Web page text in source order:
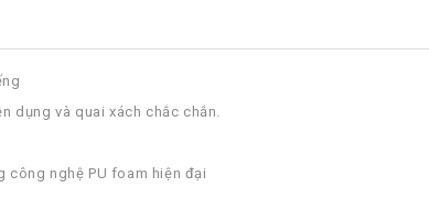
dụng và quai xách chắc chắn.
công nghệ PU foam hiện đại